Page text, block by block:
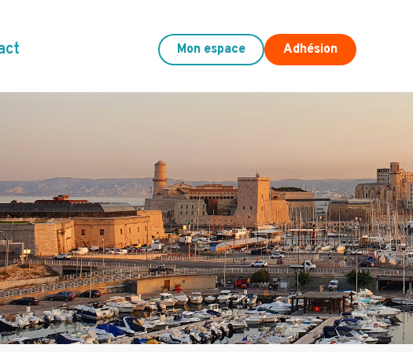
Mon espace Adhésion